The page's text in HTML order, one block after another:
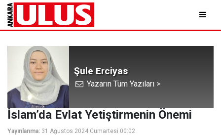
Şule Erciyas
Yazarın Tüm Yazıları >
İslam’da Evlat Yetiştirmenin Önemi
Yayınlanma: 31 Ağustos 2024 Cumartesi 00:02